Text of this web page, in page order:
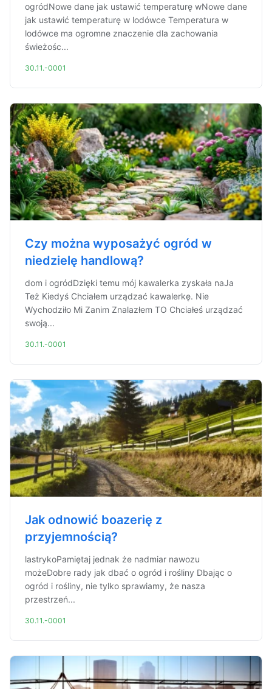
ogródNowe dane jak ustawić temperaturę wNowe dane
jak ustawić temperaturę w lodówce Temperatura w
lodówce ma ogromne znaczenie dla zachowania
świeżośc...
30.11.-0001
Czy można wyposażyć ogród w
niedzielę handlową?
dom i ogródDzięki temu mój kawalerka zyskała naJa
Też Kiedyś Chciałem urządzać kawalerkę. Nie
Wychodziło Mi Zanim Znalazłem TO Chciałeś urządzać
swoją...
30.11.-0001
Jak odnowić boazerię z
przyjemnością?
lastrykoPamiętaj jednak że nadmiar nawozu
możeDobre rady jak dbać o ogród i rośliny Dbając o
ogród i rośliny, nie tylko sprawiamy, że nasza
przestrzeń...
30.11.-0001